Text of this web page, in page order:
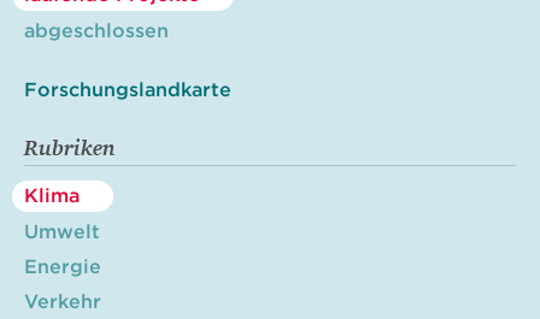
abgeschlossen
Forschungslandkarte
Rubriken
Klima
Umwelt
Energie
Verkehr